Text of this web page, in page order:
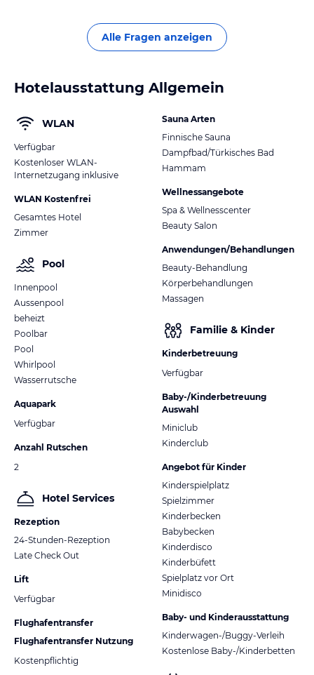
Alle Fragen anzeigen
Hotelausstattung Allgemein
WLAN
Verfügbar
Kostenloser WLAN-
Internetzugang inklusive
WLAN Kostenfrei
Gesamtes Hotel
Zimmer
Pool
Innenpool
Aussenpool
beheizt
Poolbar
Pool
Whirlpool
Wasserrutsche
Aquapark
Verfügbar
Anzahl Rutschen
2
Hotel Services
Rezeption
24-Stunden-Rezeption
Late Check Out
Lift
Verfügbar
Flughafentransfer
Flughafentransfer Nutzung
Kostenpflichtig
Sauna Arten
Finnische Sauna
Dampfbad/Türkisches Bad
Hammam
Wellnessangebote
Spa & Wellnesscenter
Beauty Salon
Anwendungen/Behandlungen
Beauty-Behandlung
Körperbehandlungen
Massagen
Familie & Kinder
Kinderbetreuung
Verfügbar
Baby-/Kinderbetreuung
Auswahl
Miniclub
Kinderclub
Angebot für Kinder
Kinderspielplatz
Spielzimmer
Kinderbecken
Babybecken
Kinderdisco
Kinderbüfett
Spielplatz vor Ort
Minidisco
Baby- und Kinderausstattung
Kinderwagen-/Buggy-Verleih
Kostenlose Baby-/Kinderbetten